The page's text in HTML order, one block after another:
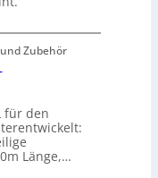
Zubehör
für den
Länge,…